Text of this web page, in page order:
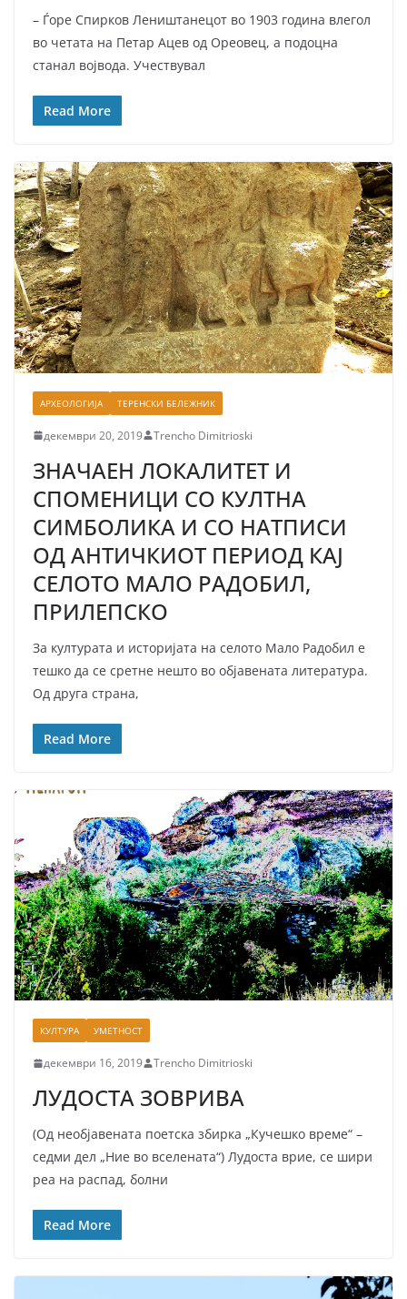
– Ѓоре Спирков Леништанецот во 1903 година влегол
во четата на Петар Ацев од Ореовец, а подоцна
станал војвода. Учествувал
Read More
АРХЕОЛОГИЈА ТЕРЕНСКИ БЕЛЕЖНИК
декември 20, 2019 Trencho Dimitrioski
ЗНАЧАЕН ЛОКАЛИТЕТ И
СПОМЕНИЦИ СО КУЛТНА
СИМБОЛИКА И СО НАТПИСИ
ОД АНТИЧКИОТ ПЕРИОД КАЈ
СЕЛОТО МАЛО РАДОБИЛ,
ПРИЛЕПСКО
За културата и историјата на селото Мало Радобил е
тешко да се сретне нешто во објавената литература.
Од друга страна,
Read More
КУЛТУРА УМЕТНОСТ
декември 16, 2019 Trencho Dimitrioski
ЛУДОСТА ЗОВРИВА
(Од необјавената поетска збирка „Кучешко време“ –
седми дел „Ние во вселената“) Лудоста врие, се шири
реа на распад, болни
Read More